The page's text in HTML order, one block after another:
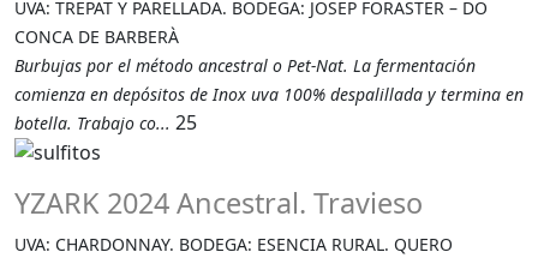
UVA: TREPAT Y PARELLADA. BODEGA: JOSEP FORASTER – DO
CONCA DE BARBERÀ
Burbujas por el método ancestral o Pet-Nat. La fermentación
comienza en depósitos de Inox uva 100% despalillada y termina en
botella. Trabajo co... 25
YZARK 2024 Ancestral. Travieso
UVA: CHARDONNAY. BODEGA: ESENCIA RURAL. QUERO